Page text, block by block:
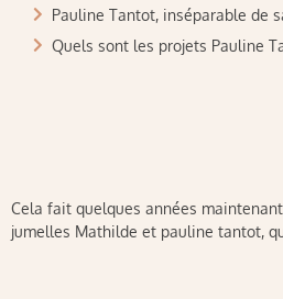
Pauline Tantot, inséparable de
Quels sont les projets Pauline
Cela fait quelques années
jumelles Mathilde et pauline tantot,